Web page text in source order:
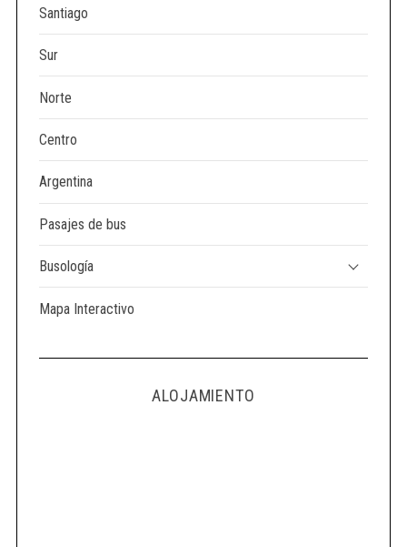
Santiago
Sur
Norte
Centro
Argentina
Pasajes de bus
Busología
Mapa Interactivo
ALOJAMIENTO